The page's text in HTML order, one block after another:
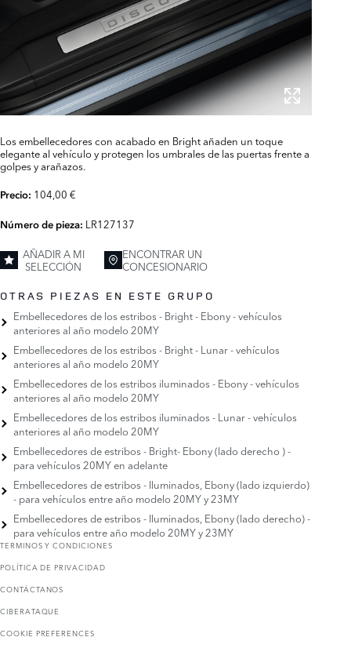
Los embellecedores con acabado en Bright añaden un toque
elegante al vehículo y protegen los umbrales de las puertas frente a
golpes y arañazos.
Precio: 104,00 €
Número de pieza: LR127137
AÑADIR A MI
SELECCIÓN
ENCONTRAR UN
CONCESIONARIO
OTRAS PIEZAS EN ESTE GRUPO
Embellecedores de los estribos - Bright - Ebony - vehículos
anteriores al año modelo 20MY
Embellecedores de los estribos - Bright - Lunar - vehículos
anteriores al año modelo 20MY
Embellecedores de los estribos iluminados - Ebony - vehículos
anteriores al año modelo 20MY
Embellecedores de los estribos iluminados - Lunar - vehículos
anteriores al año modelo 20MY
Embellecedores de estribos - Bright- Ebony (lado derecho ) -
para vehículos 20MY en adelante
Embellecedores de estribos - Iluminados, Ebony (lado izquierdo)
- para vehículos entre año modelo 20MY y 23MY
Embellecedores de estribos - Iluminados, Ebony (lado derecho) -
para vehículos entre año modelo 20MY y 23MY
TERMINOS Y CONDICIONES
POLÍTICA DE PRIVACIDAD
CONTÁCTANOS
CIBERATAQUE
COOKIE PREFERENCES